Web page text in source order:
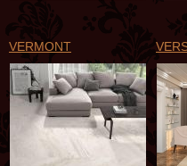
VERMONT